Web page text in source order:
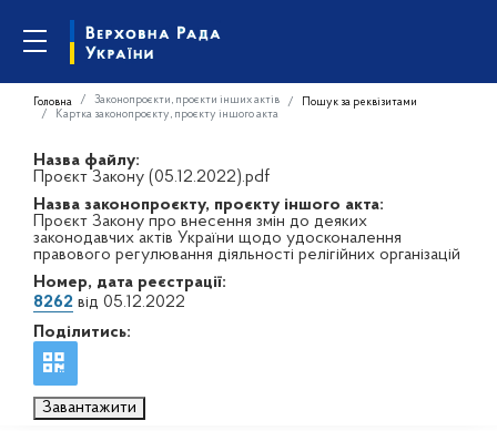
Головна Законопроєкти, проєкти інших актів
Пошук за реквізитами
Картка законопроєкту, проєкту іншого акта
Назва файлу:
Проєкт Закону (05.12.2022).pdf
Назва законопроєкту, проєкту іншого акта:
Проєкт Закону про внесення змін до деяких
законодавчих актів України щодо удосконалення
правового регулювання діяльності релігійних організацій
Номер, дата реєстрації:
8262 від 05.12.2022
Поділитись:
Завантажити